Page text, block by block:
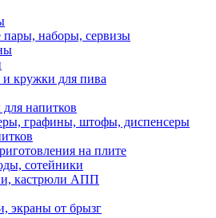
пары, наборы, сервизы
и кружки для пива
напитков
графины, штофы, диспенсеры
на плите
сотейники
кастрюли АПП
экраны от брызг